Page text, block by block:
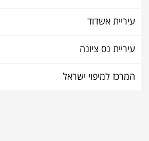
עיריית אשדוד
עיריית נס ציונה
המרכז למיפוי ישראל